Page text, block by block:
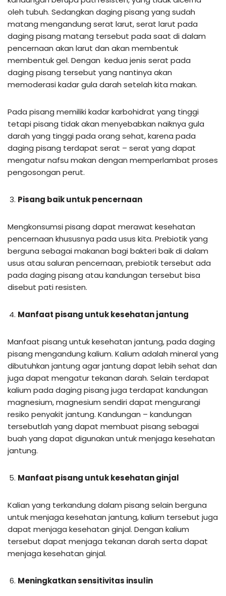
oleh tubuh. Sedangkan daging pisang yang sudah
matang mengandung serat larut, serat larut pada
daging pisang matang tersebut pada saat di dalam
pencernaan akan larut dan akan membentuk
membentuk gel. Dengan kedua jenis serat pada
daging pisang tersebut yang nantinya akan
memoderasi kadar gula darah setelah kita makan.
Pada pisang memiliki kadar karbohidrat yang tinggi
tetapi pisang tidak akan menyebabkan naiknya gula
darah yang tinggi pada orang sehat, karena pada
daging pisang terdapat serat – serat yang dapat
mengatur nafsu makan dengan memperlambat proses
pengosongan perut.
Pisang baik untuk pencernaan
Mengkonsumsi pisang dapat merawat kesehatan
pencernaan khususnya pada usus kita. Prebiotik yang
berguna sebagai makanan bagi bakteri baik di dalam
usus atau saluran pencernaan, prebiotik tersebut ada
pada daging pisang atau kandungan tersebut bisa
disebut pati resisten.
Manfaat pisang untuk kesehatan jantung
Manfaat pisang untuk kesehatan jantung, pada daging
pisang mengandung kalium. Kalium adalah mineral yang
dibutuhkan jantung agar jantung dapat lebih sehat dan
juga dapat mengatur tekanan darah. Selain terdapat
kalium pada daging pisang juga terdapat kandungan
magnesium, magnesium sendiri dapat mengurangi
resiko penyakit jantung. Kandungan – kandungan
tersebutlah yang dapat membuat pisang sebagai
buah yang dapat digunakan untuk menjaga kesehatan
jantung.
Manfaat pisang untuk kesehatan ginjal
Kalian yang terkandung dalam pisang selain berguna
untuk menjaga kesehatan jantung, kalium tersebut juga
dapat menjaga kesehatan ginjal. Dengan kalium
tersebut dapat menjaga tekanan darah serta dapat
menjaga kesehatan ginjal.
Meningkatkan sensitivitas insulin